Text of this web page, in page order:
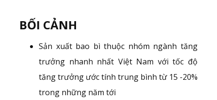
BỐI CẢNH
Sản xuất bao bì thuộc nhóm ngành tăng
trưởng nhanh nhất Việt Nam với tốc độ
tăng trưởng ước tính trung bình từ 15 -20%
trong những năm tới